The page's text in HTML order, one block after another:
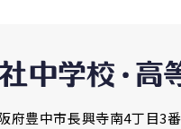
府豊中市長興寺南4丁目3